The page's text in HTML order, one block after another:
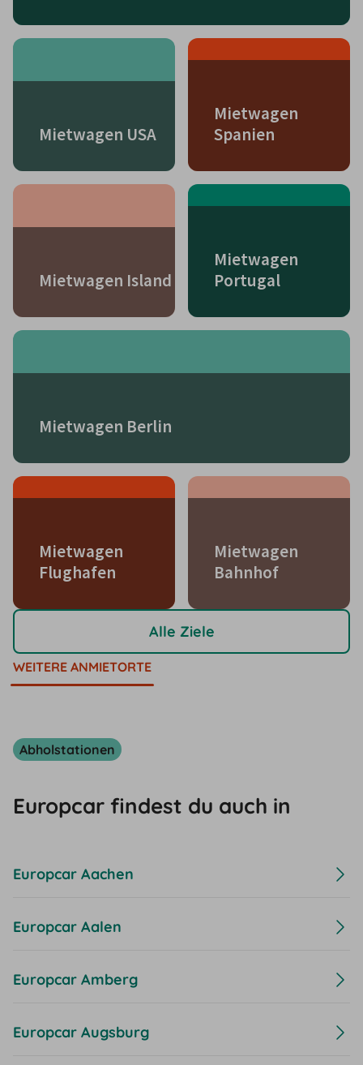
Mietwagen USA
Mietwagen
Spanien
Mietwagen Island
Mietwagen
Portugal
Mietwagen Berlin
Mietwagen
Flughafen
Mietwagen
Bahnhof
Alle Ziele
WEITERE ANMIETORTE
Abholstationen
Europcar findest du auch in
Europcar Aachen
Europcar Aalen
Europcar Amberg
Europcar Augsburg